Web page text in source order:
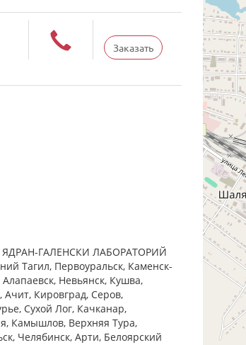
Заказать
ЯДРАН-ГАЛЕНСКИ ЛАБОРАТОРИЙ
Тагил, Первоуральск, Каменск-
Невьянск, Кушва,
Ачит, Кировград, Серов,
Сухой Лог, Качканар,
Камышлов, Верхняя Тура,
Челябинск, Арти, Белоярский